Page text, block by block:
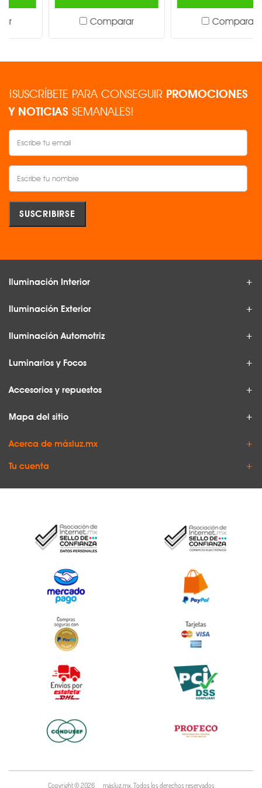
Comparar Comparar
¡SUSCRÍBETE PARA CONSEGUIR PROMOCIONES
Y NOTICIAS SEMANALES!
Iluminación Interior
Iluminación Exterior
Iluminación Automotriz
Luminarios y Focos
Accesorios y repuestos
Mapa del sitio
Acerca de másluz.mx
Tu cuenta
Copyright © 2026 másluz.mx. Todos los derechos reservados